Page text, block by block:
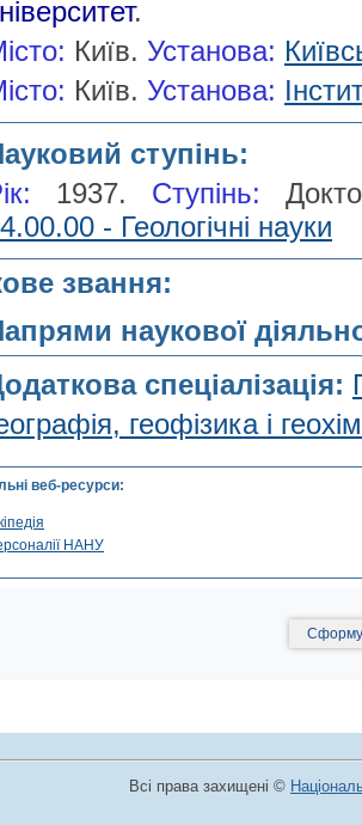
.
Київ. Установа:
Київ. Установа:
ступінь:
1937. Cтупінь:
- Геологічні науки
звання:
наукової
спеціалізація:
геофізика і
веб-ресурси:
НАНУ
Всі права захищені ©